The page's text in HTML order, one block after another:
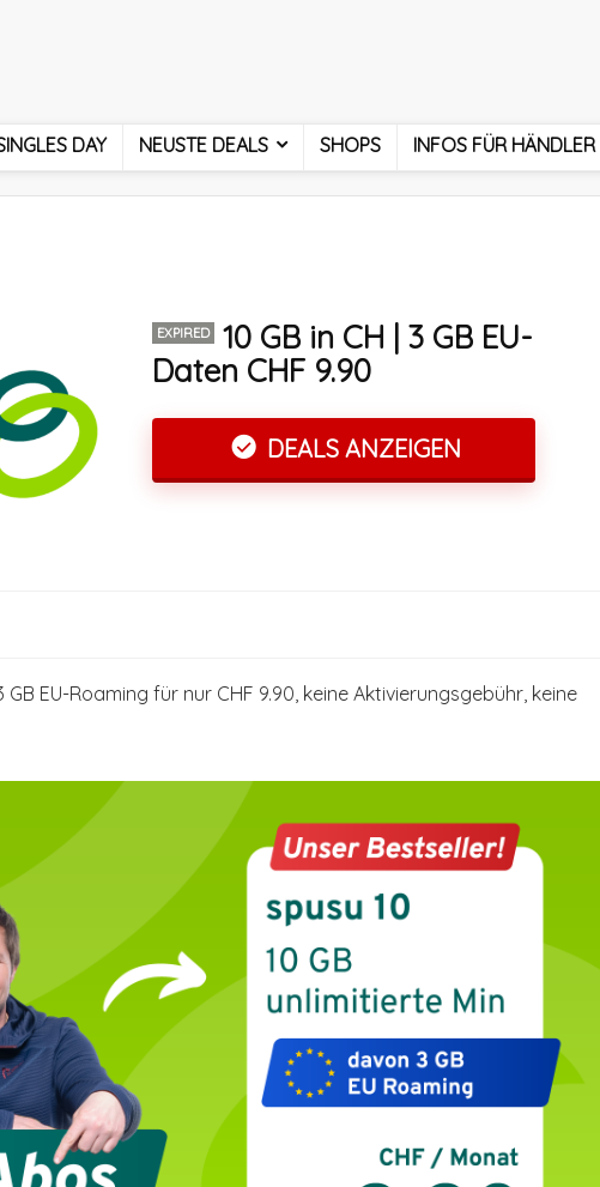
DAY NEUSTE DEALS SHOPS INFOS FÜR HÄNDLER
EXPIRED
10 GB in CH | 3 GB EU-
Daten CHF 9.90
DEALS ANZEIGEN
GB EU-Roaming für nur CHF 9.90, keine Aktivierungsgebühr, keine